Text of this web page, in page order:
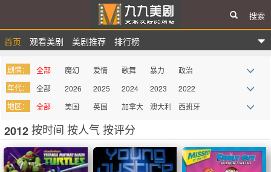
九九美剧
首页 观看美剧 美剧推荐 排行榜
搜索
剧情： 全部 魔幻 爱情 歌舞 暴力 政治
战争 惊悚 悬疑 律政 家庭 真人秀
科幻 青春 都市 迷你剧 谍战 记录
西部 血腥 罪案 综艺
吸血鬼 同性 史诗 古装 历史 医务
年代： 全部 2026 2025 2024 2023 2022
2021 2020 2019 2018 2017 2016
2015 2014 2013 2012
2009 more
地区： 全部 美国 英国 加拿大
澳大利
西班牙
法国 德国 巴西 意大利
其它
2012按时间 按人气 按评分